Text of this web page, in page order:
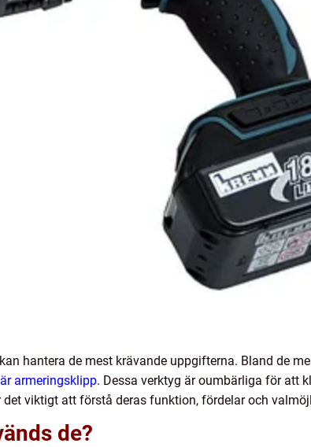
hantera de mest krävande uppgifterna. Bland de
armeringsklipp. Dessa verktyg är oumbärliga för att
viktigt att förstå deras funktion, fördelar och
de?